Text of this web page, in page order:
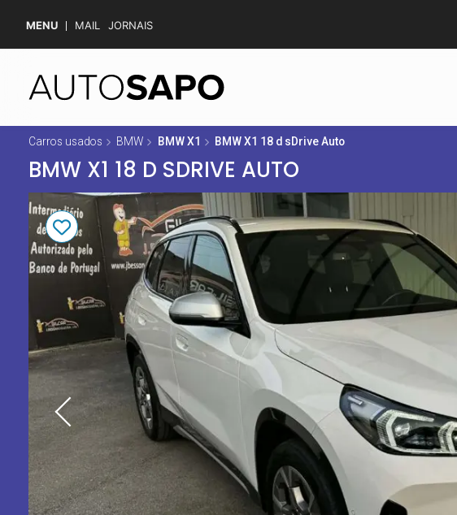
MENU MAIL JORNAIS
Carros usados BMW BMW X1 BMW X1 18 d sDrive Auto
BMW X1 18 D SDRIVE AUTO